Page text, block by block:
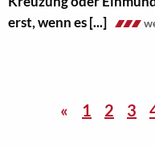
erst, wenn es [...]
« 1 2 3